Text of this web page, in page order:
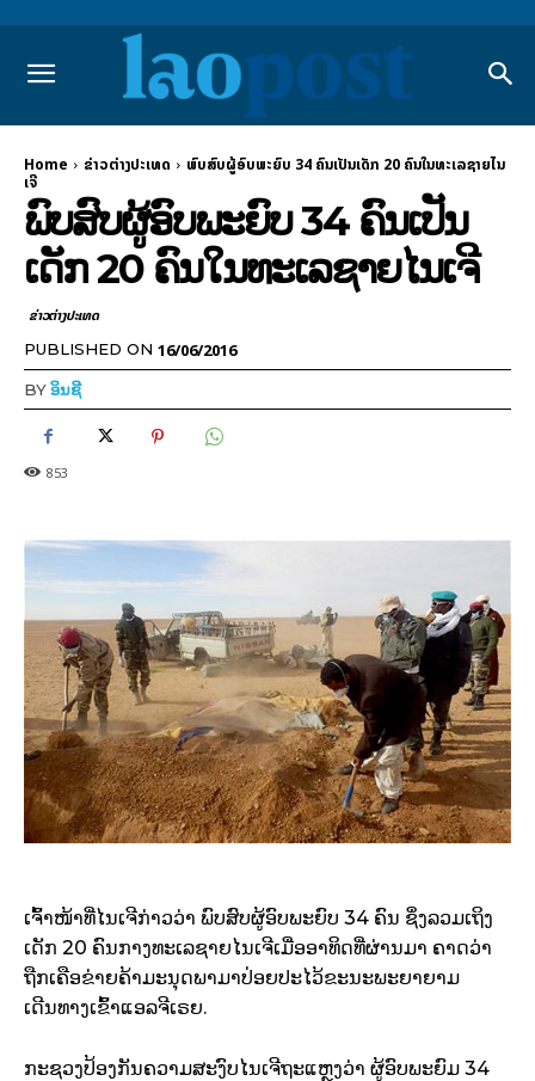
Home ຂ່າວຕ່າງປະເທດ
ພົບ​ສົບ​ຜູ້ອົບພະ​ຍົບ 34 ຄົນ​ເປັນ​ເດັກ 20 ຄົນ​ໃນ​ທະ​ເລ​ຊາຍ​ໄນ​
ເຈີ
ພົບ​ສົບ​ຜູ້ອົບພະ​ຍົບ 34 ຄົນ​ເປັນ​
ເດັກ 20 ຄົນ​ໃນ​ທະ​ເລ​ຊາຍ​ໄນ​ເຈີ
ຂ່າວຕ່າງປະເທດ
PUBLISHED ON 16/06/2016
BYອິນຊີ
853
​ເຈົ້າ​ໜ້າ​ທີ່​ໄນ​ເຈີ​ກ່າວ​ວ່າ ພົບ​ສົບ​ຜູ້​ອົບ​ພະຍົບ 34 ຄົນ ຊຶ່ງ​ລວມ​ເຖິງ​
ເດັກ 20 ຄົນ​ກາງ​ທ​ະ​ເລ​ຊາຍ​ໄນ​ເຈີ​ເມື່ອ​ອາທິດ​ທີ່​ຜ່ານ​ມາ ຄາດ​ວ່າ​
ຖືກ​ເຄືອ​ຂ່າຍ​ຄ້າ​ມະນຸດ​ພາ​ມາ​ປ່ອຍປະ​ໄວ້​ຂະນະ​ພະຍາຍາມ​
ເດີນທາງ​ເຂົ້າ​ແອ​ລຈີ​​ເຣຍ.
ກະຊວງ​ປ້ອງ​ກັນ​ຄວາມ​ສະ​ງົບ​ໄນ​ເຈີ​ຖະ​ແຫຼ​ງວ່າ ຜູ້​ອົບ​ພະ​ຍົມ 34